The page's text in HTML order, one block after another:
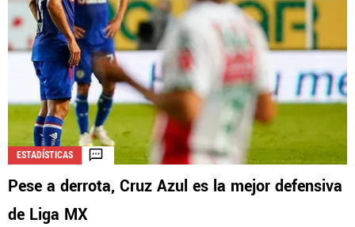
ESTADÍSTICAS
Pese a derrota, Cruz Azul es la mejor defensiva
de Liga MX